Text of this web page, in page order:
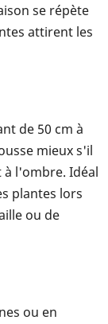
se répète
attirent les
de 50 cm à
mieux s'il
à l'ombre. Idéal
plantes lors
ou de
ou en